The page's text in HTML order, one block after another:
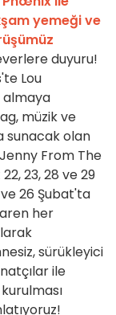
yemeği ve
duyuru!
Lou
almaya
müzik ve
sunacak olan
From The
23, 28 ve 29
26 Şubat'ta
her
sürükleyici
ile